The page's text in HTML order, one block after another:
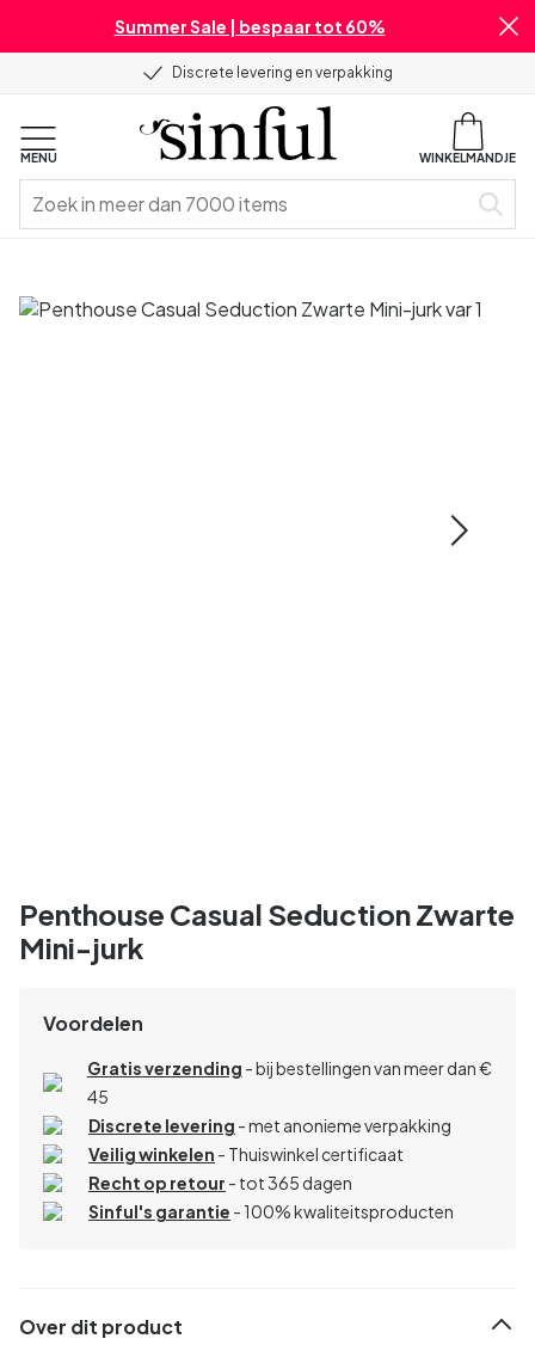
Summer Sale | bespaar tot 60%
Discrete levering en verpakking
MENU WINKELMANDJE
Penthouse Casual Seduction Zwarte
Mini-jurk
Voordelen
Gratis verzending - bij bestellingen van meer dan €
45
Discrete levering - met anonieme verpakking
Veilig winkelen - Thuiswinkel certificaat
Recht op retour - tot 365 dagen
Sinful's garantie - 100% kwaliteitsproducten
Over dit product